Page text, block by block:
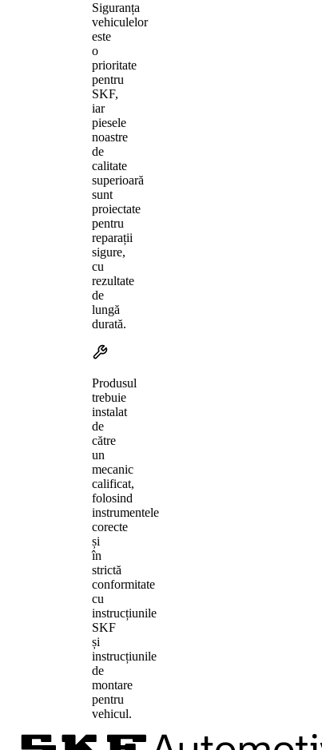
Siguranța
vehiculelor
este
o
prioritate
pentru
SKF,
iar
piesele
noastre
de
calitate
superioară
sunt
proiectate
pentru
reparații
sigure,
cu
rezultate
de
lungă
durată.
Produsul
trebuie
instalat
de
către
un
mecanic
calificat,
folosind
instrumentele
corecte
și
în
strictă
conformitate
cu
instrucțiunile
SKF
și
instrucțiunile
de
montare
pentru
vehicul.